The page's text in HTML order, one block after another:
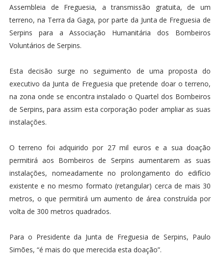
Assembleia de Freguesia, a transmissão gratuita, de um
terreno, na Terra da Gaga, por parte da Junta de Freguesia de
Serpins para a Associação Humanitária dos Bombeiros
Voluntários de Serpins.
Esta decisão surge no seguimento de uma proposta do
executivo da Junta de Freguesia que pretende doar o terreno,
na zona onde se encontra instalado o Quartel dos Bombeiros
de Serpins, para assim esta corporação poder ampliar as suas
instalações.
O terreno foi adquirido por 27 mil euros e a sua doação
permitirá aos Bombeiros de Serpins aumentarem as suas
instalações, nomeadamente no prolongamento do edifício
existente e no mesmo formato (retangular) cerca de mais 30
metros, o que permitirá um aumento de área construída por
volta de 300 metros quadrados.
Para o Presidente da Junta de Freguesia de Serpins, Paulo
Simões, “é mais do que merecida esta doação”.